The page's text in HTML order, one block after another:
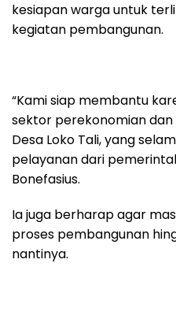
kesiapan warga untuk
kegiatan pembangunan.
“Kami siap membantu
sektor perekonomian
Desa Loko Tali, yang
pelayanan dari
Bonefasius.
Ia juga berharap agar
proses pembangunan
nantinya.